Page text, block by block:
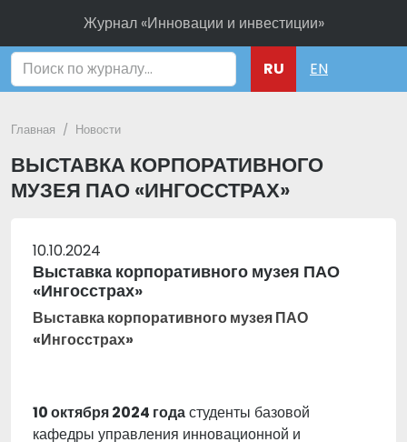
Журнал «Инновации и инвестиции»
RU EN
Главная Новости
ВЫСТАВКА КОРПОРАТИВНОГО
МУЗЕЯ ПАО «ИНГОССТРАХ»
10.10.2024
Выставка корпоративного музея ПАО
«Ингосстрах»
Выставка корпоративного музея ПАО
«Ингосстрах»
10 октября 2024 годастуденты базовой
кафедры управления инновационной и